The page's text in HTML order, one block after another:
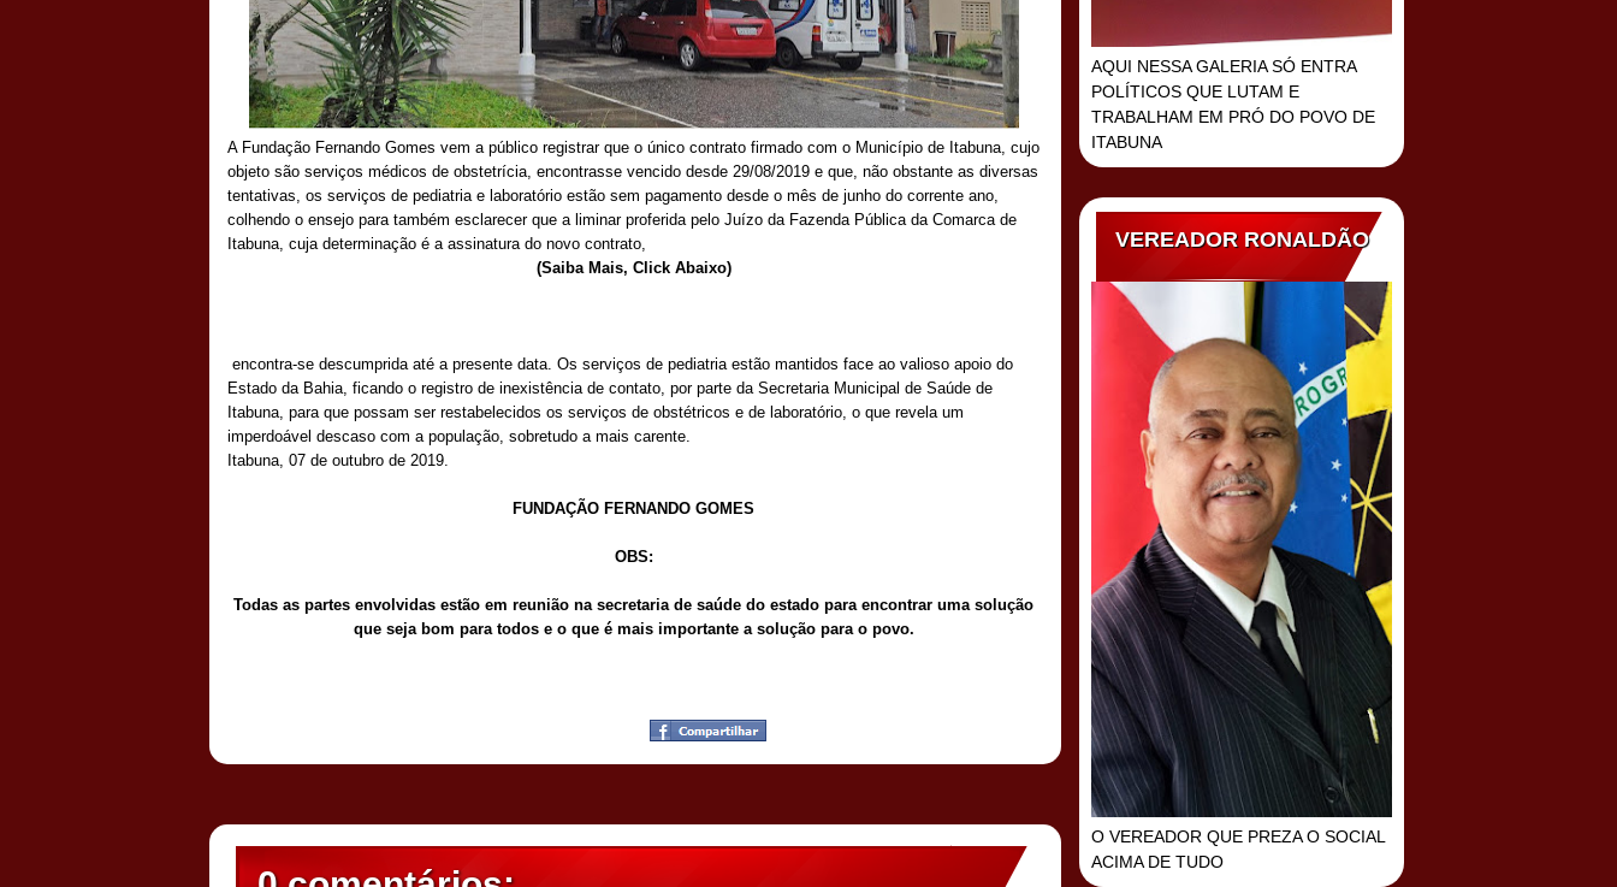
A Fundação Fernando Gomes vem a público registrar que o único contrato firmado com o Município de Itabuna, cujo
objeto são serviços médicos de obstetrícia, encontrasse vencido desde 29/08/2019 e que, não obstante as diversas
tentativas, os serviços de pediatria e laboratório estão sem pagamento desde o mês de junho do corrente ano,
colhendo o ensejo para também esclarecer que a liminar proferida pelo Juízo da Fazenda Pública da Comarca de
Itabuna, cuja determinação é a assinatura do novo contrato,
(Saiba Mais, Click Abaixo)
encontra-se descumprida até a presente data. Os serviços de pediatria estão mantidos face ao valioso apoio do
Estado da Bahia, ficando o registro de inexistência de contato, por parte da Secretaria Municipal de Saúde de
Itabuna, para que possam ser restabelecidos os serviços de obstétricos e de laboratório, o que revela um
imperdoável descaso com a população, sobretudo a mais carente.
Itabuna, 07 de outubro de 2019.
FUNDAÇÃO FERNANDO GOMES
OBS:
Todas as partes envolvidas estão em reunião na secretaria de saúde do estado para encontrar uma solução
que seja bom para todos e o que é mais importante a solução para o povo.
AQUI NESSA GALERIA SÓ ENTRA
POLÍTICOS QUE LUTAM E
TRABALHAM EM PRÓ DO POVO DE
ITABUNA
VEREADOR RONALDÃO
O VEREADOR QUE PREZA O SOCIAL
ACIMA DE TUDO